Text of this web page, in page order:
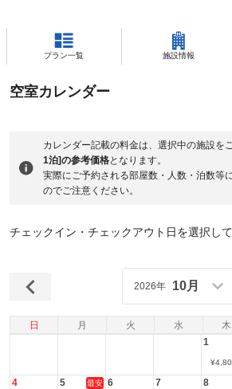
プラン一覧 施設情報
空室カレンダー
カレンダー記載の料金は、選択中の施設を
1泊]の参考価格となります。
実際にご予約される部屋数・人数・泊数等
のでご注意ください。
チェックイン・チェックアウト日を選択し
日 月 火 水 木
2026年 10月
1
¥
4 5 最安 6 7 8